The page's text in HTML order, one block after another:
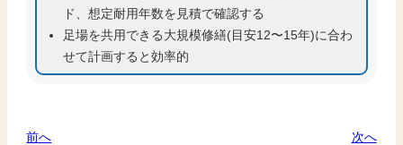
ド、想定耐用年数を見積で確認する
足場を共用できる大規模修繕(目安12〜15年)に合わ
せて計画すると効率的
前へ 次へ